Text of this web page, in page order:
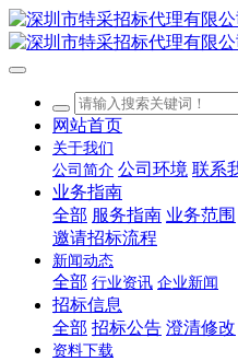
网站首页
关于我们
公司简介 公司环境 联系
业务指南
全部 服务指南 业务范围
邀请招标流程
新闻动态
全部 行业资讯 企业新闻
招标信息
全部 招标公告 澄清修改
资料下载